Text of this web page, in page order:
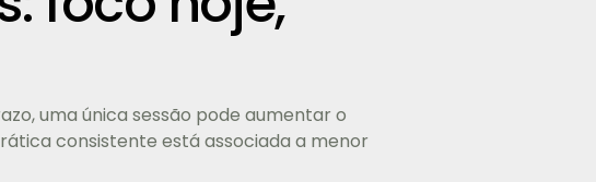
uma única sessão pode aumentar o
consistente está associada a menor